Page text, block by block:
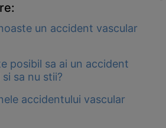
un accident vascular
posibil sa ai un accident
sa nu stii?
accidentului vascular